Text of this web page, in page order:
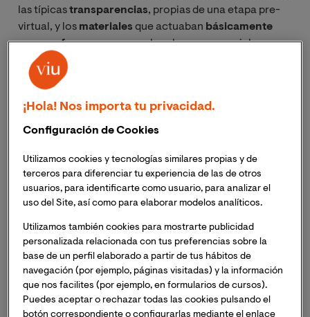
las típicastransparencias, propias de una etapa pre-
virtual, y los materiales que actuaban básicamente
como refuerzo o apoyoa las clases presenciales,
hasta las
aulas virtuales y las herramientas 2.0
la colaboración y participación directa de los alumnos
se transforman en aspectos fundamentales.
¡Hola! Nos importa tu privacidad.
Configuración de Cookies
Utilizamos cookies y tecnologías similares propias y de
terceros para diferenciar tu experiencia de las de otros
usuarios, para identificarte como usuario, para analizar el
uso del Site, así como para elaborar modelos analíticos.
Utilizamos también cookies para mostrarte publicidad
personalizada relacionada con tus preferencias sobre la
base de un perfil elaborado a partir de tus hábitos de
navegación (por ejemplo, páginas visitadas) y la información
que nos facilites (por ejemplo, en formularios de cursos).
Puedes aceptar o rechazar todas las cookies pulsando el
botón correspondiente o configurarlas mediante el enlace